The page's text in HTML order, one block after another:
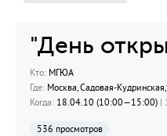
"День
Кто: МГЮА
Где: Москва, Садовая-
Когда: 18.04.10 (10:00—15:00)
536 просмотров